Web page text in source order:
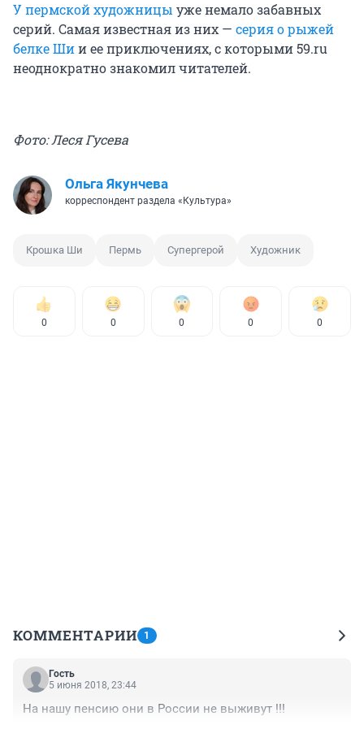
У пермской художницы уже немало забавных
серий. Самая известная из них — серия о рыжей
белке Шии ее приключениях, с которыми 59.ru
неоднократно знакомил читателей.
Фото: Леся Гусева
Ольга Якунчева
корреспондент раздела «Культура»
Крошка Ши Пермь Супергерой Художник
0 0 0 0 0
КОММЕНТАРИИ 1
Гость
5 июня 2018, 23:44
На нашу пенсию они в России не выживут !!!